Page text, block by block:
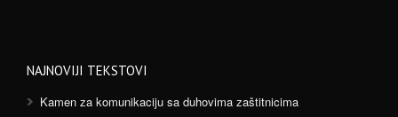
NAJNOVIJI TEKSTOVI
Kamen za komunikaciju sa duhovima zaštitnicima